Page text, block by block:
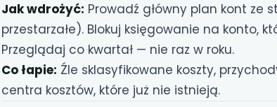
Jak wdrożyć: Prowadź główny plan kont ze
przestarzałe). Blokuj księgowanie na konto,
Przeglądaj co kwartał — nie raz w roku.
Co łapie: Źle sklasyfikowane koszty,
centra kosztów, które już nie istnieją.